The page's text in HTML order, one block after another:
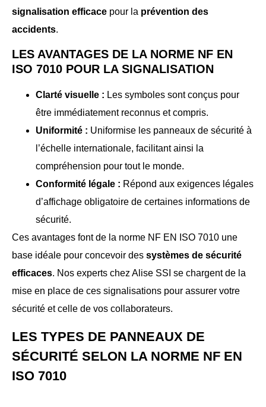
signalisation efficace pour la prévention des
accidents.
LES AVANTAGES DE LA NORME NF EN
ISO 7010 POUR LA SIGNALISATION
Clarté visuelle : Les symboles sont conçus pour
être immédiatement reconnus et compris.
Uniformité : Uniformise les panneaux de sécurité à
l’échelle internationale, facilitant ainsi la
compréhension pour tout le monde.
Conformité légale : Répond aux exigences légales
d’affichage obligatoire de certaines informations de
sécurité.
Ces avantages font de la norme NF EN ISO 7010 une
base idéale pour concevoir des systèmes de sécurité
efficaces. Nos experts chez Alise SSI se chargent de la
mise en place de ces signalisations pour assurer votre
sécurité et celle de vos collaborateurs.
LES TYPES DE PANNEAUX DE
SÉCURITÉ SELON LA NORME NF EN
ISO 7010